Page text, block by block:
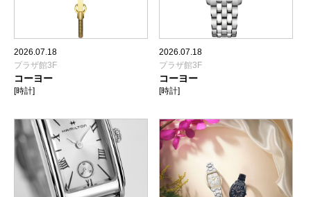
2026.07.18
プラザ館3F
コーヨー
[時計]
2026.07.18
プラザ館3F
コーヨー
[時計]